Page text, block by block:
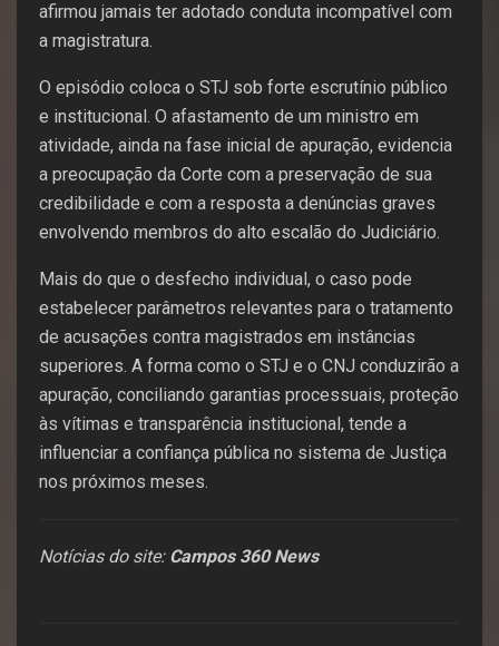
afirmou jamais ter adotado conduta incompatível com
a magistratura.
O episódio coloca o STJ sob forte escrutínio público
e institucional. O afastamento de um ministro em
atividade, ainda na fase inicial de apuração, evidencia
a preocupação da Corte com a preservação de sua
credibilidade e com a resposta a denúncias graves
envolvendo membros do alto escalão do Judiciário.
Mais do que o desfecho individual, o caso pode
estabelecer parâmetros relevantes para o tratamento
de acusações contra magistrados em instâncias
superiores. A forma como o STJ e o CNJ conduzirão a
apuração, conciliando garantias processuais, proteção
às vítimas e transparência institucional, tende a
influenciar a confiança pública no sistema de Justiça
nos próximos meses.
Notícias do site: Campos 360 News